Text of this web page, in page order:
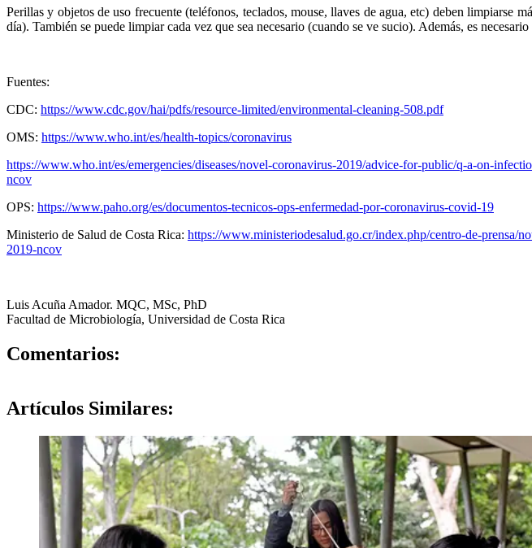
Perillas y objetos de uso frecuente (teléfonos, teclados, mouse, llaves de agua, etc) deben limpiarse
día). También se puede limpiar cada vez que sea necesario (cuando se ve sucio). Además, es
Fuentes:
CDC: https://www.cdc.gov/hai/pdfs/resource-limited/environmental-cleaning-508.pdf
OMS: https://www.who.int/es/health-topics/coronavirus
https://www.who.int/es/emergencies/diseases/novel-coronavirus-2019/advice-for-public/q-a-on-
ncov
OPS: https://www.paho.org/es/documentos-tecnicos-ops-enfermedad-por-coronavirus-covid-19
Ministerio de Salud de Costa Rica: https://www.ministeriodesalud.go.cr/index.php/centro-de-prensa/
2019-ncov
Luis Acuña Amador. MQC, MSc, PhD
Facultad de Microbiología, Universidad de Costa Rica
Comentarios:
Artículos Similares: